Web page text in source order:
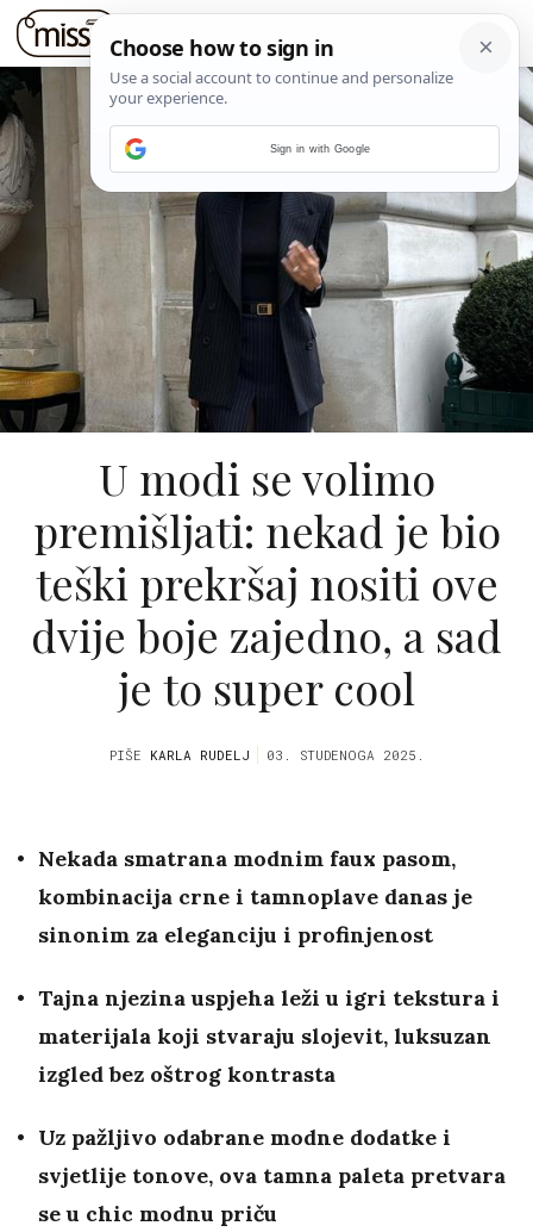
U modi se volimo
premišljati: nekad je bio
teški prekršaj nositi ove
dvije boje zajedno, a sad
je to super cool
PIŠE KARLA RUDELJ 03. STUDENOGA 2025.
Nekada smatrana modnim faux pasom,
kombinacija crne i tamnoplave danas je
sinonim za eleganciju i profinjenost
Tajna njezina uspjeha leži u igri tekstura i
materijala koji stvaraju slojevit, luksuzan
izgled bez oštrog kontrasta
Uz pažljivo odabrane modne dodatke i
svjetlije tonove, ova tamna paleta pretvara
se u chic modnu priču
Sign in with Google